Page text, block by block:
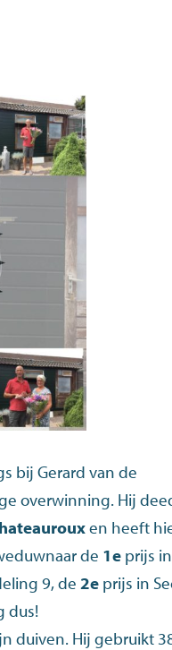
bij Gerard van de
overwinning. Hij
en heeft
de 1e prijs in
9, de2e prijs in
dus!
duiven. Hij gebruikt